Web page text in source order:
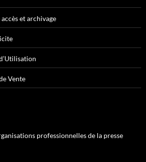
et archivage
Vente
professionnelles de la presse